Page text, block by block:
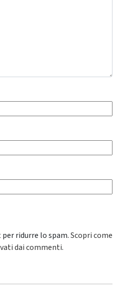
ridurre lo spam.Scopri come
dai commenti.